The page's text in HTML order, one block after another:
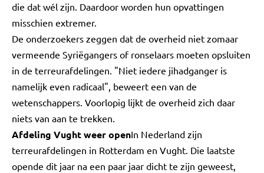
die dat wél zijn. Daardoor worden hun opvattingen
misschien extremer.
De onderzoekers zeggen dat de overheid niet zomaar
vermeende Syriëgangers of ronselaars moeten opsluiten
in de terreurafdelingen. "Niet iedere jihadganger is
namelijk even radicaal", beweert een van de
wetenschappers. Voorlopig lijkt de overheid zich daar
niets van aan te trekken.
Afdeling Vught weer openIn Nederland zijn
terreurafdelingen in Rotterdam en Vught. Die laatste
opende dit jaar na een paar jaar dicht te zijn geweest,